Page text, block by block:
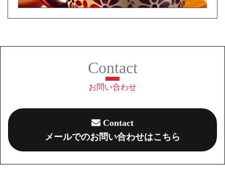
お問い合わせ
Contact
メールでのお問い合わせはこちら